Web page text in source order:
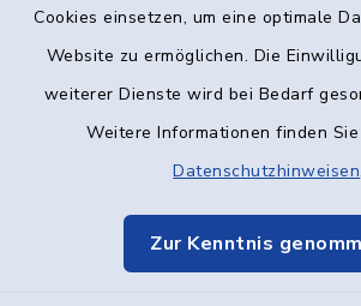
Cookies einsetzen, um eine optimale
Website zu ermöglichen. Die
weiterer Dienste wird bei Bedarf
Weitere Informationen finden
Datenschutzhinweisen.
Zur Kenntnis
Kontakt
Datenschutz
Elektronische